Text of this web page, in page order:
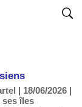
| 18/06/2026 |
ses îles